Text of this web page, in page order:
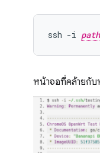
ssh -i
หน้าจอที่คล้ายกับ